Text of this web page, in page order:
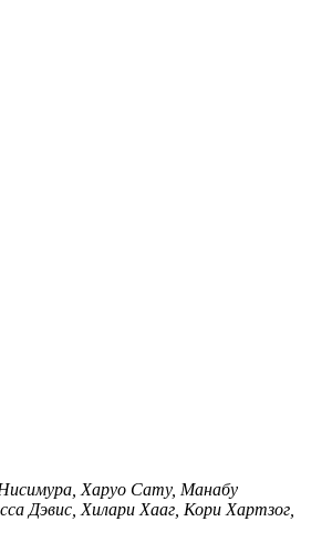
Харуо Сату, Манабу
Дэвис, Хилари Хааг, Кори Хартзог,